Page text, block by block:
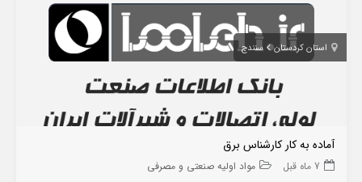
استان کردستان سنندج
آماده به کار کارشناس برق
7 ماه قبل مواد اولیه صنعتی و مصرفی